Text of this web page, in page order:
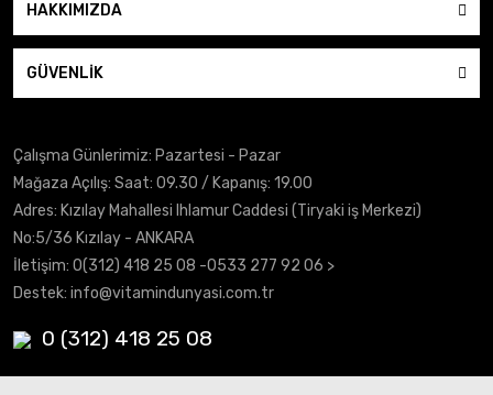
HAKKIMIZDA
GÜVENLİK
Çalışma Günlerimiz: Pazartesi - Pazar
Mağaza Açılış: Saat: 09.30 / Kapanış: 19.00
Adres: Kızılay Mahallesi Ihlamur Caddesi (Tiryaki iş Merkezi)
No:5/36 Kızılay - ANKARA
İletişim: 0(312) 418 25 08 -0533 277 92 06 >
Destek: info@vitamindunyasi.com.tr
0 (312) 418 25 08